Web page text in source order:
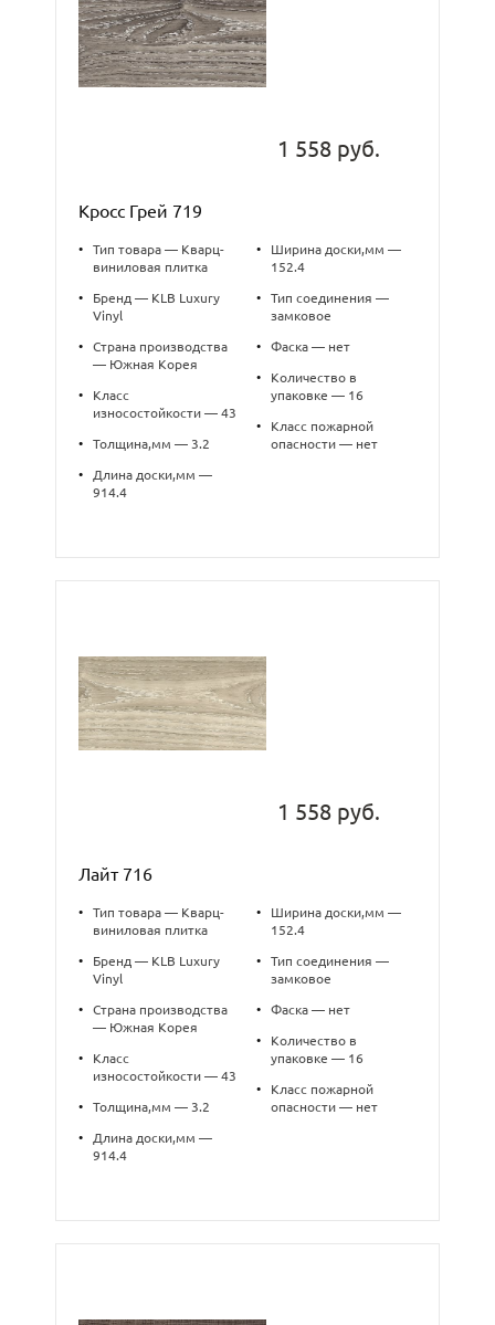
1 558 руб.
Кросс Грей 719
•
Тип товара — Кварц-
виниловая плитка
•
Бренд — KLB Luxury
Vinyl
•
Страна производства
— Южная Корея
•
Класс
износостойкости — 43
• Толщина,мм — 3.2
•
Длина доски,мм —
914.4
•
Ширина доски,мм —
152.4
•
Тип соединения —
замковое
• Фаска — нет
•
Количество в
упаковке — 16
•
Класс пожарной
опасности — нет
1 558 руб.
Лайт 716
•
Тип товара — Кварц-
виниловая плитка
•
Бренд — KLB Luxury
Vinyl
•
Страна производства
— Южная Корея
•
Класс
износостойкости — 43
• Толщина,мм — 3.2
•
Длина доски,мм —
914.4
•
Ширина доски,мм —
152.4
•
Тип соединения —
замковое
• Фаска — нет
•
Количество в
упаковке — 16
•
Класс пожарной
опасности — нет